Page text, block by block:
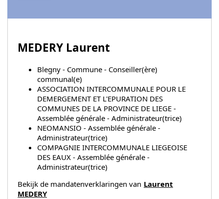
MEDERY Laurent
Blegny - Commune - Conseiller(ère)
communal(e)
ASSOCIATION INTERCOMMUNALE POUR LE
DEMERGEMENT ET L'EPURATION DES
COMMUNES DE LA PROVINCE DE LIEGE -
Assemblée générale - Administrateur(trice)
NEOMANSIO - Assemblée générale -
Administrateur(trice)
COMPAGNIE INTERCOMMUNALE LIEGEOISE
DES EAUX - Assemblée générale -
Administrateur(trice)
Bekijk de mandatenverklaringen van Laurent
MEDERY